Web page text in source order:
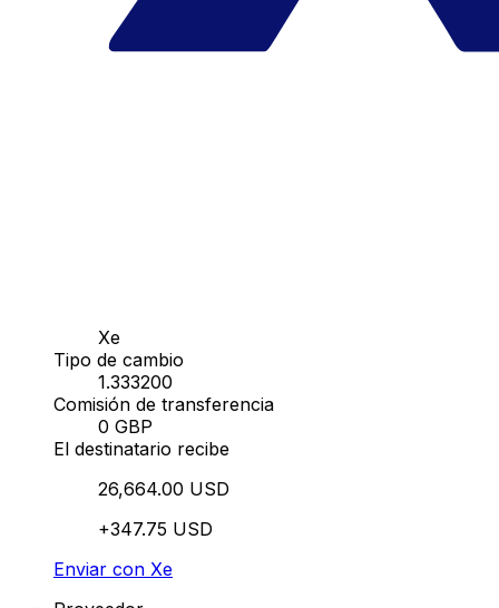
Xe
Tipo de cambio
1.333200
Comisión de transferencia
0 GBP
El destinatario recibe
26,664.00 USD
+347.75 USD
Enviar con Xe